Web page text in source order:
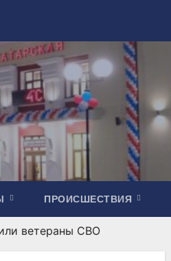
ПРОИСШЕСТВИЯ
ветераны СВО